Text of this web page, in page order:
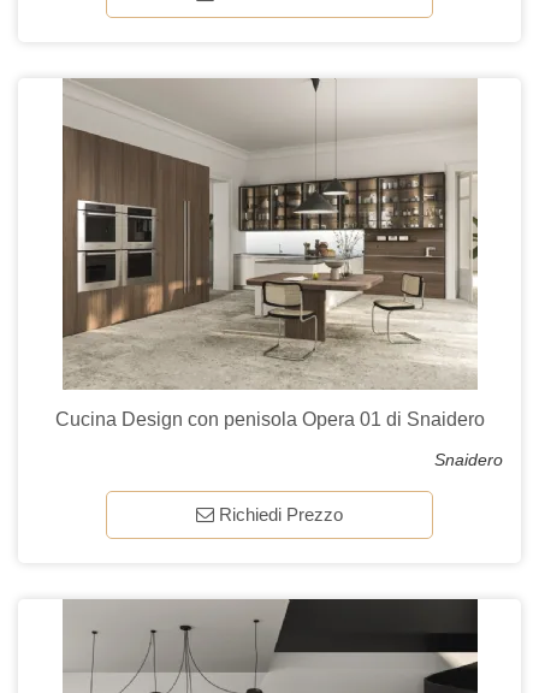
Cucina Design con penisola Opera 01 di Snaidero
Snaidero
Richiedi Prezzo